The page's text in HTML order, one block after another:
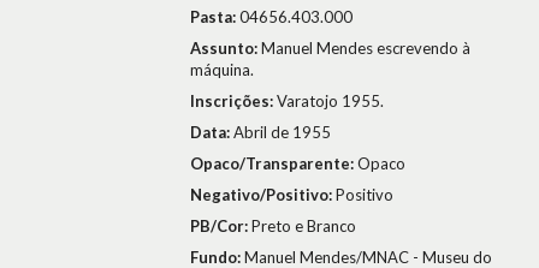
Pasta:04656.403.000
Assunto:Manuel Mendes escrevendo à
máquina.
Inscrições:Varatojo 1955.
Data:Abril de 1955
Opaco/Transparente:Opaco
Negativo/Positivo:Positivo
PB/Cor:Preto e Branco
Fundo:Manuel Mendes/MNAC - Museu do